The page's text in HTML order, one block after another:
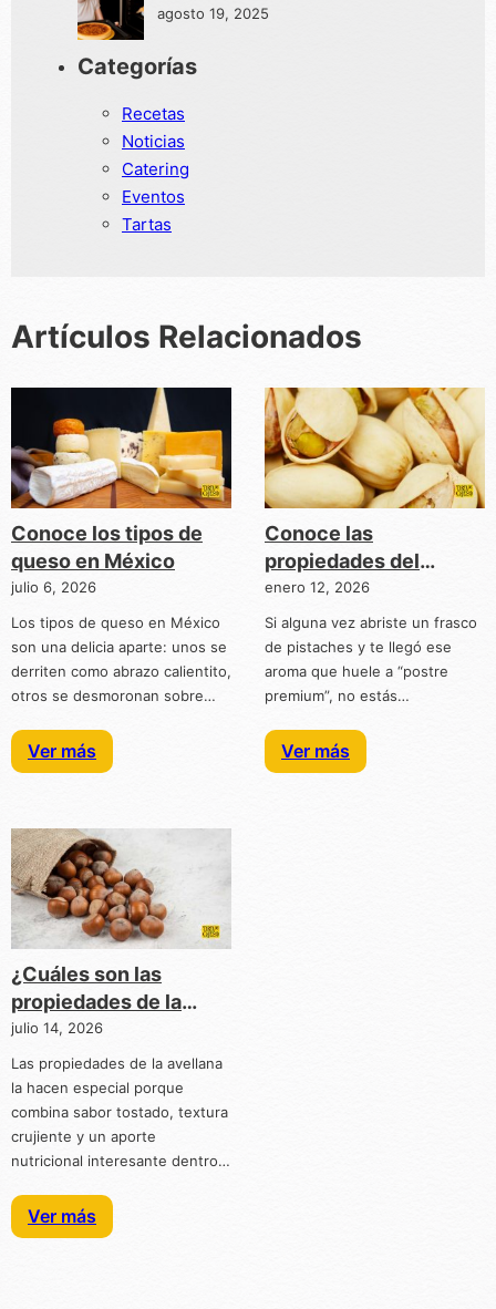
al horno
agosto 19, 2025
Categorías
Recetas
Noticias
Catering
Eventos
Tartas
Artículos Relacionados
Conoce los tipos de
queso en México
julio 6, 2026
Los tipos de queso en México
son una delicia aparte: unos se
derriten como abrazo calientito,
otros se desmoronan sobre…
Ver más
Conoce las
propiedades del
pistache
enero 12, 2026
Si alguna vez abriste un frasco
de pistaches y te llegó ese
aroma que huele a “postre
premium”, no estás…
Ver más
¿Cuáles son las
propiedades de la
avellana?
julio 14, 2026
Las propiedades de la avellana
la hacen especial porque
combina sabor tostado, textura
crujiente y un aporte
nutricional interesante dentro…
Ver más